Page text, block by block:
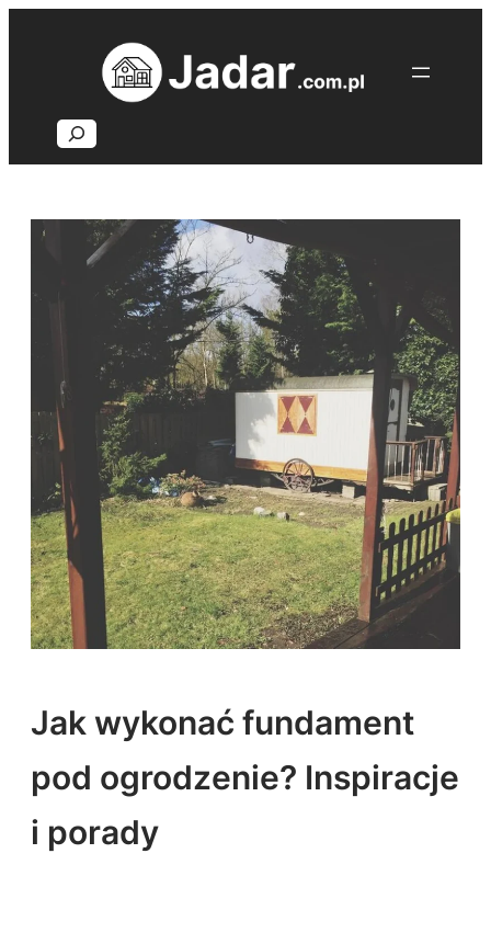
Search
Jak wykonać fundament
pod ogrodzenie? Inspiracje
i porady